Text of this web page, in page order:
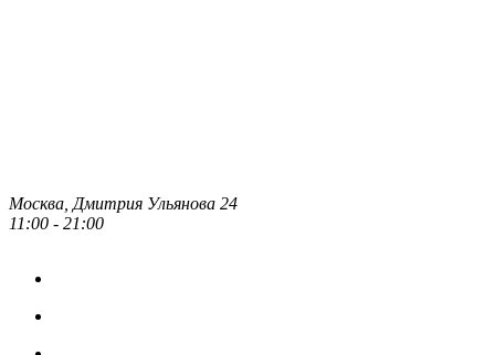
Москва, Дмитрия Ульянова 24
11:00 - 21:00